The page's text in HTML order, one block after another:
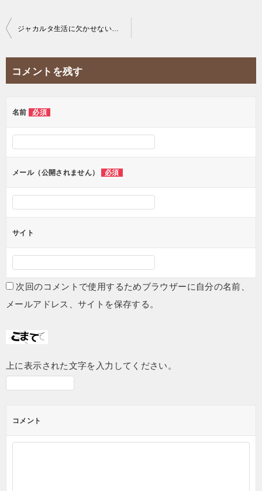
投
ー
ョ
ジャカルタ生活に欠かせない一番お得なSIMカードを紹介！【徹底比較】
コメントを残す
名前 必須
メール（公開されません） 必須
サイト
次回のコメントで使用するためブラウザーに自分の名前、
メールアドレス、サイトを保存する。
上に表示された文字を入力してください。
コメント